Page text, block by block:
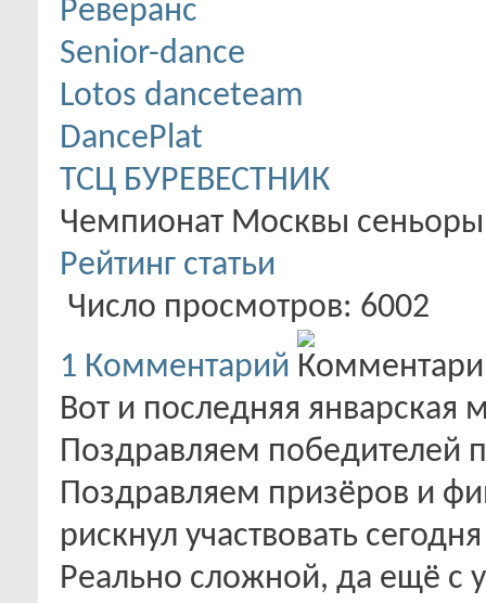
Реверанс
Senior-dance
Lotos danceteam
DancePlat
ТСЦ БУРЕВЕСТНИК
Чемпионат Москвы сеньоры
Рейтинг статьи
Число просмотров: 6002
1 Комментарий
Вот и последняя январская
Поздравляем победителей
Поздравляем призёров и
рискнул участвовать
Реально сложной, да ещё с